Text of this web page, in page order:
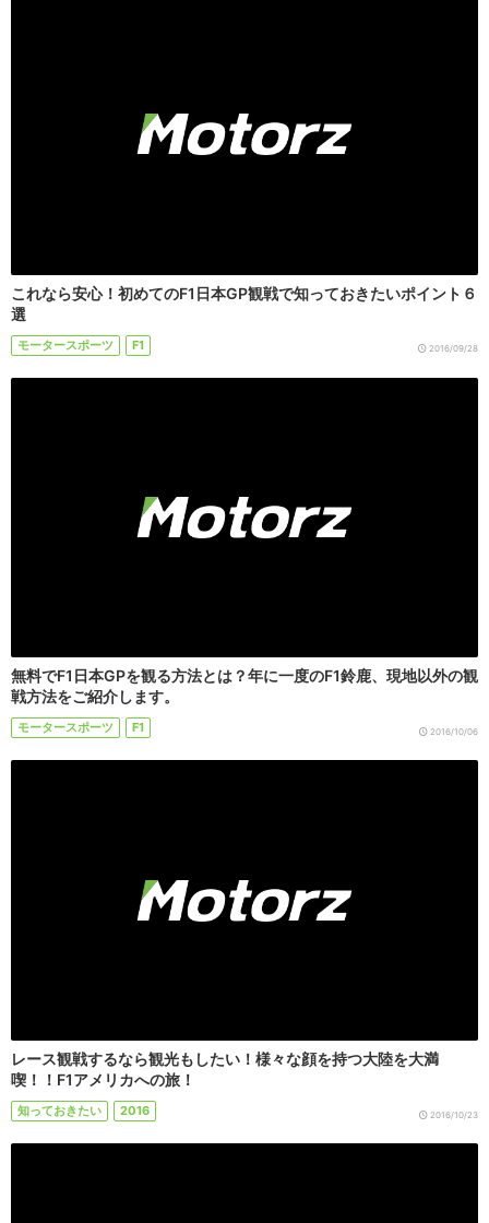
これなら安心！初めてのF1日本GP観戦で知っておきたいポイント６
選
モータースポーツ F1 2016/09/28
無料でF1日本GPを観る方法とは？年に一度のF1鈴鹿、現地以外の観
戦方法をご紹介します。
モータースポーツ F1 2016/10/06
レース観戦するなら観光もしたい！様々な顔を持つ大陸を大満
喫！！F1アメリカへの旅！
知っておきたい 2016 2016/10/23